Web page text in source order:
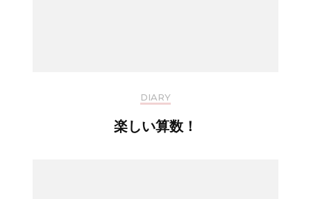
DIARY
楽しい算数！